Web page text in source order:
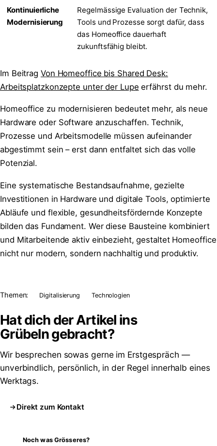
Kontinuierliche
Modernisierung
Regelmässige Evaluation der Technik,
Tools und Prozesse sorgt dafür, dass
das Homeoffice dauerhaft
zukunftsfähig bleibt.
Im Beitrag Von Homeoffice bis Shared Desk:
Arbeitsplatzkonzepte unter der Lupe erfährst du mehr.
Homeoffice zu modernisieren bedeutet mehr, als neue
Hardware oder Software anzuschaffen. Technik,
Prozesse und Arbeitsmodelle müssen aufeinander
abgestimmt sein – erst dann entfaltet sich das volle
Potenzial.
Eine systematische Bestandsaufnahme, gezielte
Investitionen in Hardware und digitale Tools, optimierte
Abläufe und flexible, gesundheitsfördernde Konzepte
bilden das Fundament. Wer diese Bausteine kombiniert
und Mitarbeitende aktiv einbezieht, gestaltet Homeoffice
nicht nur modern, sondern nachhaltig und produktiv.
Themen: Digitalisierung Technologien
Hat dich der Artikel ins
Grübelngebracht?
Wir besprechen sowas gerne im Erstgespräch —
unverbindlich, persönlich, in der Regel innerhalb eines
Werktags.
Direkt zum Kontakt
Noch was Grösseres?